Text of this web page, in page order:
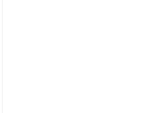
do Site.</h1>